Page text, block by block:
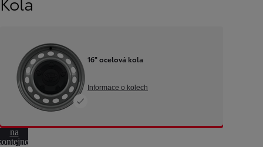
16" ocelová kola
Informace o kolech
na